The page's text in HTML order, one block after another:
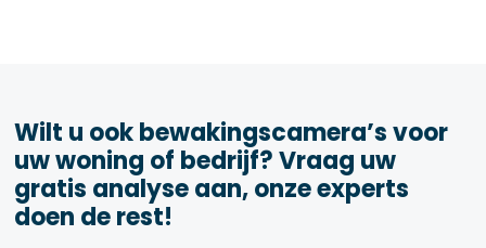
Wilt u ook bewakingscamera’s voor
uw woning of bedrijf? Vraag uw
gratis analyse aan, onze experts
doen de rest!